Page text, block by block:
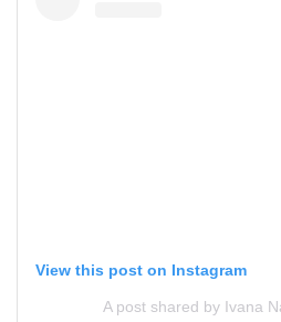
View this post on Instagram
A post shared by Ivana